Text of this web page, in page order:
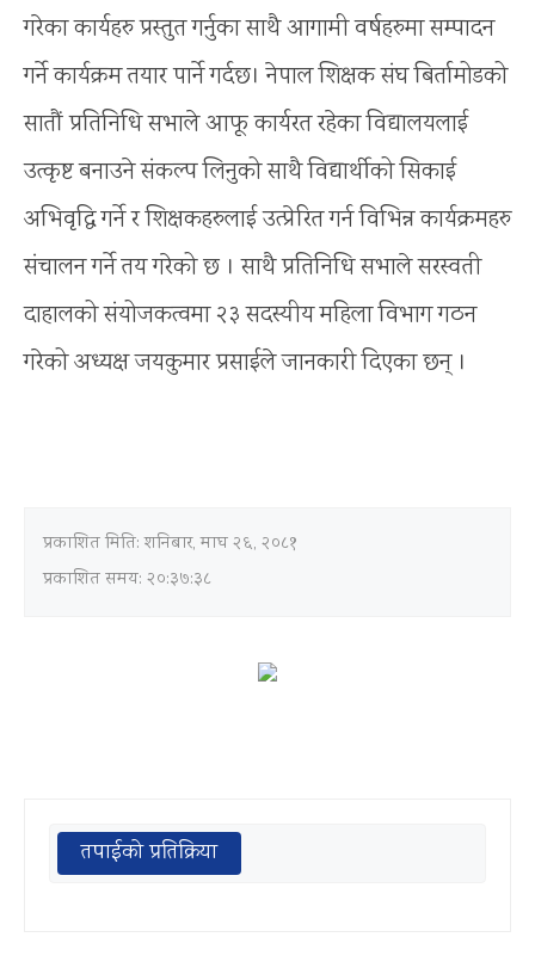
गरेका कार्यहरु प्रस्तुत गर्नुका साथै आगामी वर्षहरुमा सम्पादन
गर्ने कार्यक्रम तयार पार्ने गर्दछ। नेपाल शिक्षक संघ बिर्तामोडको
सातौं प्रतिनिधि सभाले आफू कार्यरत रहेका विद्यालयलाई
उत्कृष्ट बनाउने संकल्प लिनुको साथै विद्यार्थीको सिकाई
अभिवृद्धि गर्ने र शिक्षकहरुलाई उत्प्रेरित गर्न विभिन्न कार्यक्रमहरु
संचालन गर्ने तय गरेको छ । साथै प्रतिनिधि सभाले सरस्वती
दाहालको संयोजकत्वमा २३ सदस्यीय महिला विभाग गठन
गरेको अध्यक्ष जयकुमार प्रसाईले जानकारी दिएका छन् ।
प्रकाशित मिति:शनिबार, माघ २६, २०८१
प्रकाशित समय: २०:३७:३८
तपाईको प्रतिक्रिया